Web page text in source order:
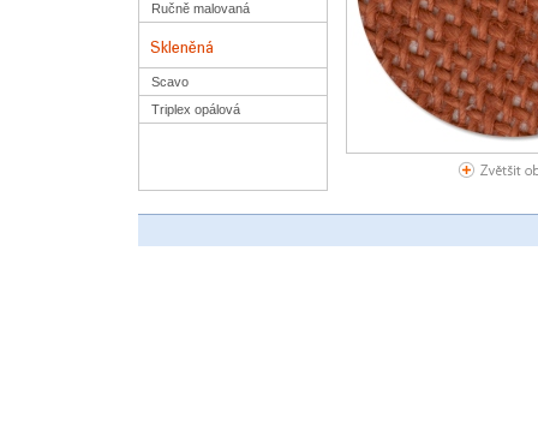
Ručně malovaná
Scavo
Triplex opálová